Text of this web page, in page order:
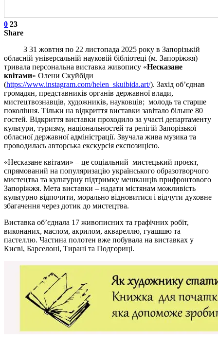
0 23
Share
З 31 жовтня по 22 листопада 2025 року в Запорізькій
обласній універсальній науковій бібліотеці (м. Запоріжжя)
тривала персональна виставка живопису «Несказане
квітами» Олени Скуйбіди
(https://www.instagram.com/helen_skuibida.art/). Захід об’єднав
громадян, представників органів державної влади,
мистецтвознавців, художників, науковців; молодь та старше
покоління. Тільки на відкриття виставки завітало більше 80
гостей. Відкриття виставки проходило за участі департаменту
культури, туризму, національностей та релігій Запорізької
обласної державної адміністрації. Звучала жива музика та
проводилась авторська екскурсія експозицією.
«Несказане квітами» – це соціальний мистецький проєкт,
спрямований на популяризацію українського образотворчого
мистецтва та культурну підтримку мешканців прифронтового
Запоріжжя. Мета виставки – надати містянам можливість
культурно відпочити, морально відновитися і відчути духовне
збагачення через дотик до мистецтва.
Виставка об’єднала 17 живописних та графічних робіт,
виконаних, маслом, акрилом, аквареллю, гуашшю та
пастеллю. Частина полотен вже побувала на виставках у
Києві, Барселоні, Тирані та Подгориці.